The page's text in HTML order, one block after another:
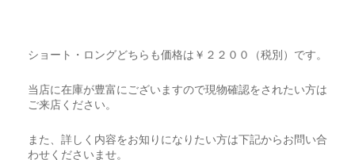
ショート・ロングどちらも価格は￥２２００（税別）です。
当店に在庫が豊富にございますので現物確認をされたい方は
ご来店ください。
また、詳しく内容をお知りになりたい方は下記からお問い合
わせくださいませ。